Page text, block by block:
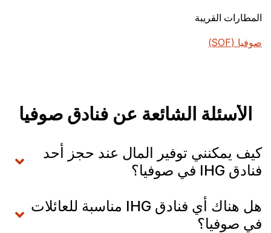
المطارات القريبة
صوفيا (SOF)
الأسئلة الشائعة عن فنادق صوفيا
كيف يمكنني توفير المال عند حجز أحد
فنادق IHG في صوفيا؟
هل هناك أي فنادق IHG مناسبة للعائلات
في صوفيا؟